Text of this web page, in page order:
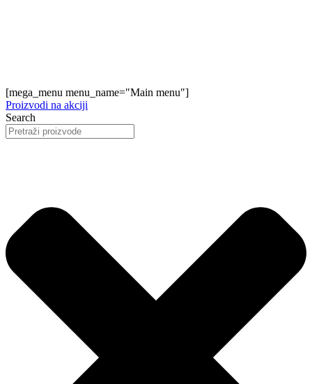
[mega_menu menu_name="Main menu"]
Proizvodi na akciji
Search